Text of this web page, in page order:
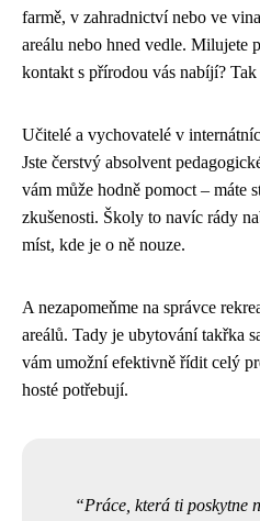
farmě, v zahradnictví nebo ve
areálu nebo hned vedle. Milujete
kontakt s přírodou vás nabíjí? Tak
Učitelé a vychovatelé v
Jste čerstvý absolvent
vám může hodně pomoct – máte
zkušenosti. Školy to navíc rády
míst, kde je o ně nouze.
A nezapomeňme na správce
areálů. Tady je ubytování takřka
vám umožní efektivně řídit celý
hosté potřebují.
Práce, která ti poskytne